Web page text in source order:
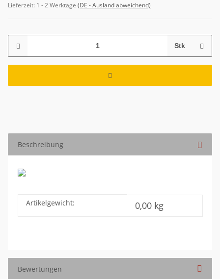
Lieferzeit: 1 - 2 Werktage (DE - Ausland abweichend)
Stk
Beschreibung
Produkteigenschaft
Wert
Artikelgewicht: 0,00 kg
Bewertungen